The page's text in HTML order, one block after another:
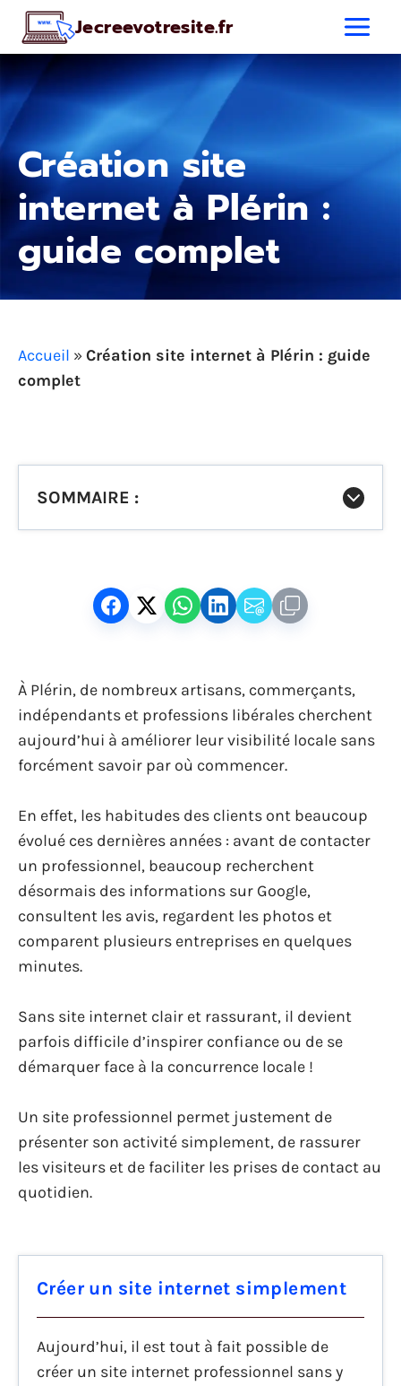
Aller
contenu
Jecreevotresite.fr
Création site
internet à Plérin :
guide complet
Accueil »Création site internet à Plérin : guide
complet
SOMMAIRE :
À Plérin, de nombreux artisans, commerçants,
indépendants et professions libérales cherchent
aujourd’hui à améliorer leur visibilité locale sans
forcément savoir par où commencer.
En effet, les habitudes des clients ont beaucoup
évolué ces dernières années : avant de contacter
un professionnel, beaucoup recherchent
désormais des informations sur Google,
consultent les avis, regardent les photos et
comparent plusieurs entreprises en quelques
minutes.
Sans site internet clair et rassurant, il devient
parfois difficile d’inspirer confiance ou de se
démarquer face à la concurrence locale !
Un site professionnel permet justement de
présenter son activité simplement, de rassurer
les visiteurs et de faciliter les prises de contact au
quotidien.
Créer un site internet simplement
Aujourd’hui, il est tout à fait possible de
créer un site internet professionnel sans y